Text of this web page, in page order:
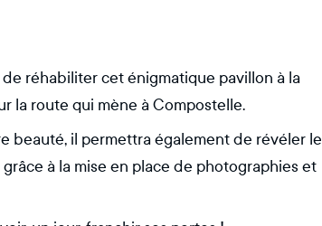
réhabiliter cet énigmatique pavillon à la
la route qui mène à Compostelle.
beauté, il permettra également de révéler le
à la mise en place de photographies et